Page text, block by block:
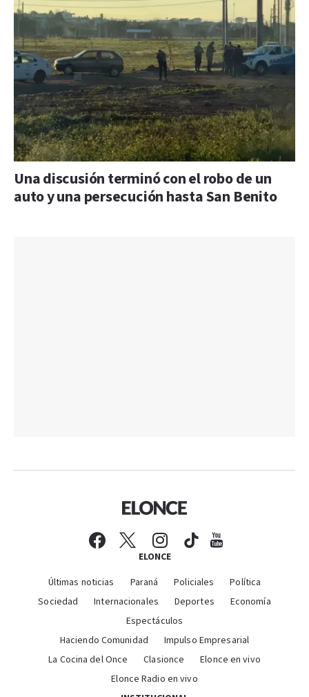
Una discusión terminó con el robo de un
auto y una persecución hasta San Benito
ELONCE
Últimas noticias Paraná Policiales
Política
Sociedad
Internacionales Deportes
Economía
Espectáculos
Haciendo Comunidad
Impulso Empresarial
La Cocina del Once
Clasionce
Elonce en vivo
Elonce Radio en vivo